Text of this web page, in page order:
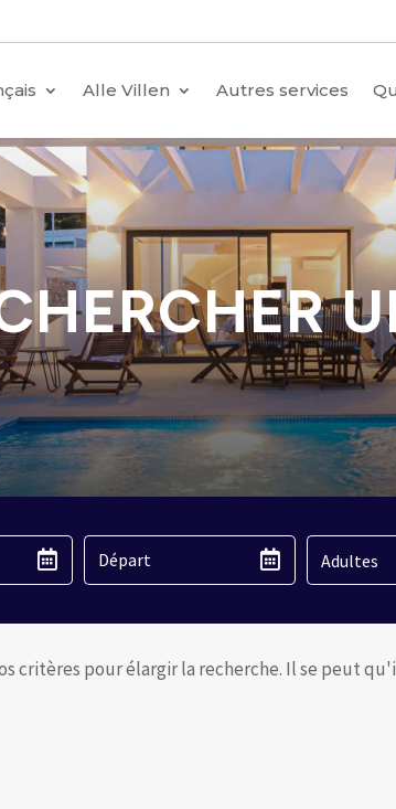
Alle Villen Autres services
Adultes
critères pour élargir la recherche. Il se peut